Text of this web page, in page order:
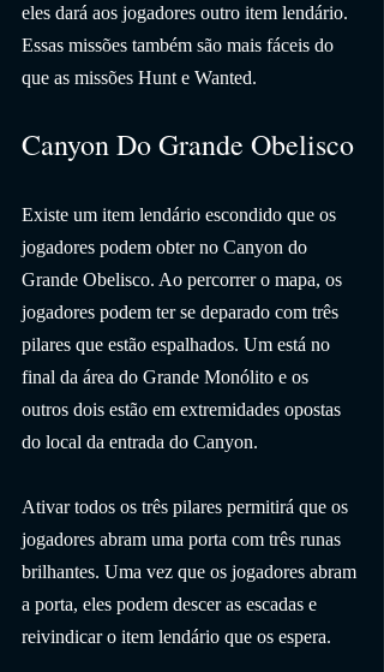
eles dará aos jogadores outro item lendário.
Essas missões também são mais fáceis do
que as missões Hunt e Wanted.
Canyon Do Grande Obelisco
Existe um item lendário escondido que os
jogadores podem obter no Canyon do
Grande Obelisco. Ao percorrer o mapa, os
jogadores podem ter se deparado com três
pilares que estão espalhados. Um está no
final da área do Grande Monólito e os
outros dois estão em extremidades opostas
do local da entrada do Canyon.
Ativar todos os três pilares permitirá que os
jogadores abram uma porta com três runas
brilhantes. Uma vez que os jogadores abram
a porta, eles podem descer as escadas e
reivindicar o item lendário que os espera.